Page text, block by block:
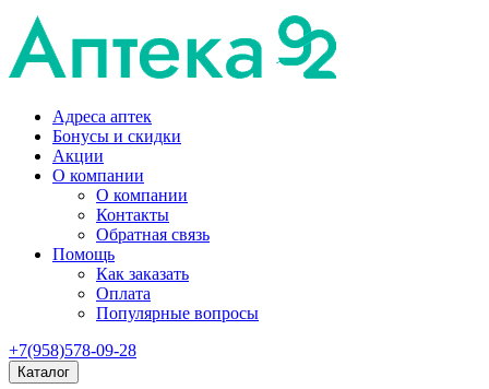
Адреса аптек
Бонусы и скидки
Акции
О компании
О компании
Контакты
Обратная связь
Помощь
Как заказать
Оплата
Популярные вопросы
+7(958)578-09-28
Каталог